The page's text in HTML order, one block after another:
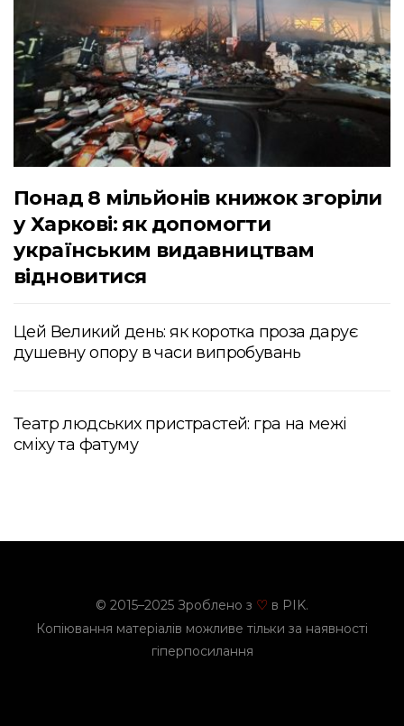
Понад 8 мільйонів книжок згоріли
у Харкові: як допомогти
українським видавництвам
відновитися
Цей Великий день: як коротка проза дарує
душевну опору в часи випробувань
Театр людських пристрастей: гра на межі
сміху та фатуму
© 2015–2025 Зроблено з ♡ в PIK.
Копіювання матеріалів можливе тільки за наявності
гіперпосилання